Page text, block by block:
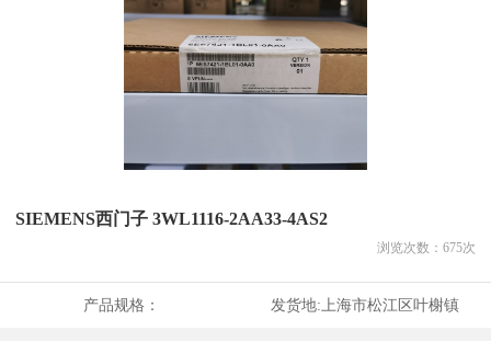
SIEMENS西门子 3WL1116-2AA33-4AS2
浏览次数： 675次
产品规格： 发货地: 上海市松江区叶榭镇